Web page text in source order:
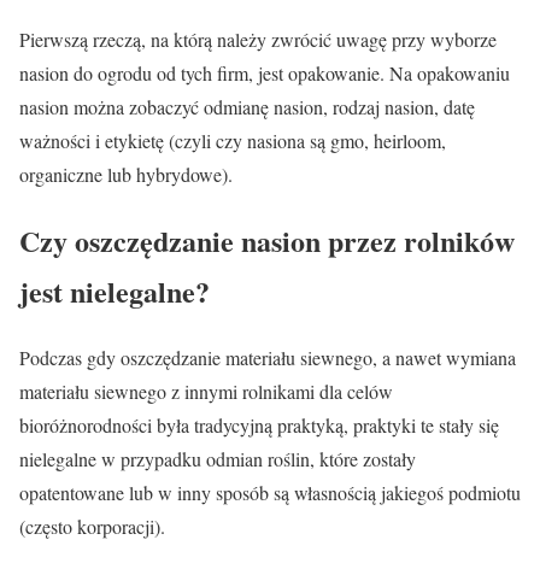
Pierwszą rzeczą, na którą należy zwrócić uwagę przy wyborze
nasion do ogrodu od tych firm, jest opakowanie. Na opakowaniu
nasion można zobaczyć odmianę nasion, rodzaj nasion, datę
ważności i etykietę (czyli czy nasiona są gmo, heirloom,
organiczne lub hybrydowe).
Czy oszczędzanie nasion przez rolników
jest nielegalne?
Podczas gdy oszczędzanie materiału siewnego, a nawet wymiana
materiału siewnego z innymi rolnikami dla celów
bioróżnorodności była tradycyjną praktyką, praktyki te stały się
nielegalne w przypadku odmian roślin, które zostały
opatentowane lub w inny sposób są własnością jakiegoś podmiotu
(często korporacji).